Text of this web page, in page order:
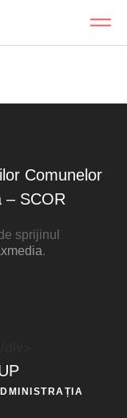
Comunelor
– SCOR
sprijinul
.